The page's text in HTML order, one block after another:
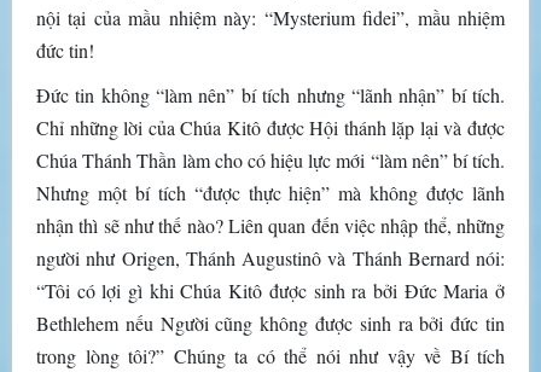
nội tại của mầu nhiệm này: “Mysterium fidei”, mầu nhiệm
đức tin!
Đức tin không “làm nên” bí tích nhưng “lãnh nhận” bí tích.
Chỉ những lời của Chúa Kitô được Hội thánh lặp lại và được
Chúa Thánh Thần làm cho có hiệu lực mới “làm nên” bí tích.
Nhưng một bí tích “được thực hiện” mà không được lãnh
nhận thì sẽ như thế nào? Liên quan đến việc nhập thể, những
người như Origen, Thánh Augustinô và Thánh Bernard nói:
“Tôi có lợi gì khi Chúa Kitô được sinh ra bởi Đức Maria ở
Bethlehem nếu Người cũng không được sinh ra bởi đức tin
trong lòng tôi?” Chúng ta có thể nói như vậy về Bí tích